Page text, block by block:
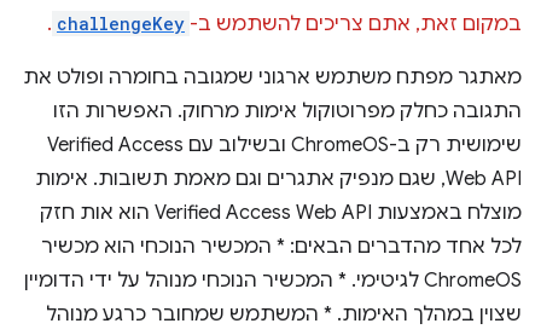
במקום זאת, אתם צריכים להשתמש ב- challengeKey
.
מאתגר מפתח משתמש ארגוני שמגובה בחומרה ופולט את
התגובה כחלק מפרוטוקול אימות מרחוק. האפשרות הזו
שימושית רק ב-ChromeOS ובשילוב עם Verified Access
Web API, שגם מנפיק אתגרים וגם מאמת תשובות. אימות
מוצלח באמצעות Verified Access Web API הוא אות חזק
לכל אחד מהדברים הבאים: * המכשיר הנוכחי הוא מכשיר
ChromeOS לגיטימי. * המכשיר הנוכחי מנוהל על ידי הדומיין
שצוין במהלך האימות. * המשתמש שמחובר כרגע מנוהל